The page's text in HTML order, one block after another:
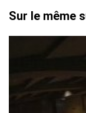
Sur le même